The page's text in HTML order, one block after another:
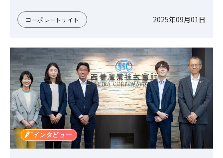
コーポレートサイト 2025年09月01日